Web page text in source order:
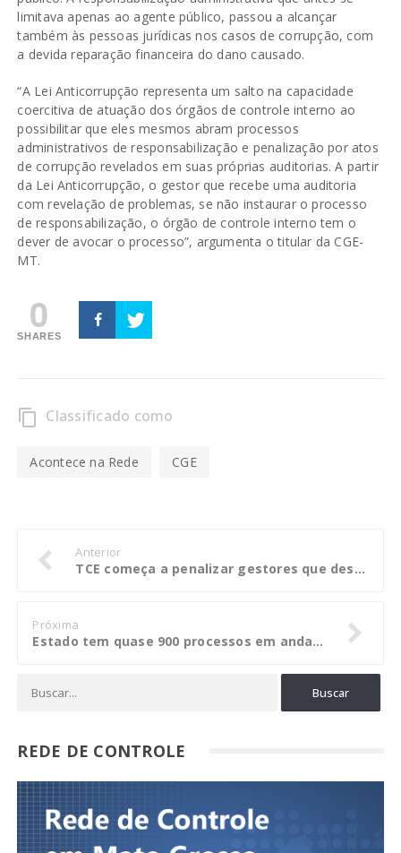
limitava apenas ao agente público, passou a alcançar
também às pessoas jurídicas nos casos de corrupção, com
a devida reparação financeira do dano causado.
“A Lei Anticorrupção representa um salto na capacidade
coercitiva de atuação dos órgãos de controle interno ao
possibilitar que eles mesmos abram processos
administrativos de responsabilização e penalização por atos
de corrupção revelados em suas próprias auditorias. A partir
da Lei Anticorrupção, o gestor que recebe uma auditoria
com revelação de problemas, se não instaurar o processo
de responsabilização, o órgão de controle interno tem o
dever de avocar o processo”, argumenta o titular da CGE-
MT.
0
SHARES
content_copy Classificado como
Acontece na Rede CGE
Anterior
TCE começa a penalizar gestores que descumprem Lei de Acesso à Informação
Próxima
Estado tem quase 900 processos em andamento contra servidores
REDE DE CONTROLE